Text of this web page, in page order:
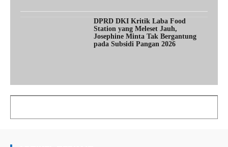
DPRD DKI Kritik Laba Food
Station yang Meleset Jauh,
Josephine Minta Tak Bergantung
pada Subsidi Pangan 2026